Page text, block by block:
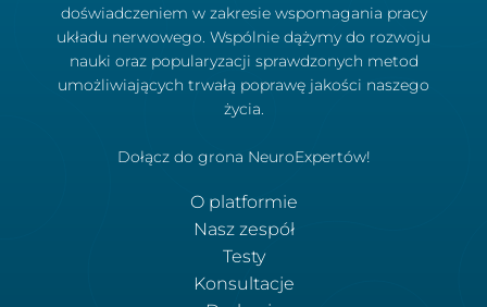
doświadczeniem w zakresie wspomagania pracy
układu nerwowego. Wspólnie dążymy do rozwoju
nauki oraz popularyzacji sprawdzonych metod
umożliwiających trwałą poprawę jakości naszego
życia.
Dołącz do grona NeuroExpertów!
O platformie
Nasz zespół
Testy
Konsultacje